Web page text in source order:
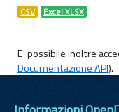
CSV Excel XLSX
E' possibile inoltre
Documentazione API).